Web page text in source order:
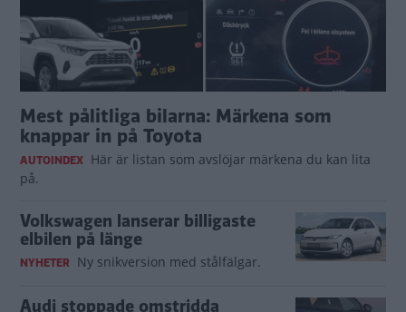
Mest pålitliga bilarna: Märkena som
knappar in på Toyota
AUTOINDEX Här är listan som avslöjar märkena du kan lita
på.
Volkswagen lanserar billigaste
elbilen på länge
NYHETER Ny snikversion med stålfälgar.
Audi stoppade omstridda